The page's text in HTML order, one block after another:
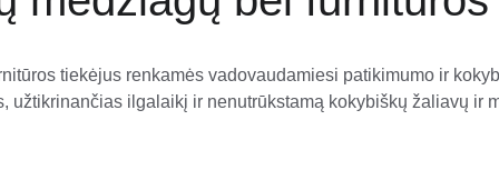
tiekėjus renkamės vadovaudamiesi patikimumo ir
užtikrinančias ilgalaikį ir nenutrūkstamą kokybiškų žaliavų ir